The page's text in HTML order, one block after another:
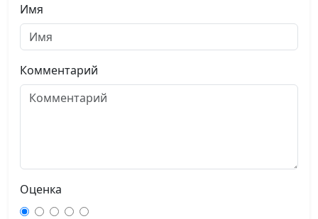
Имя
Комментарий
Оценка